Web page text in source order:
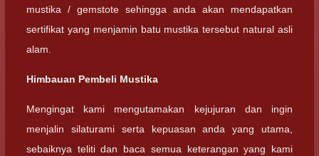
mustika / gemstote sehingga anda akan mendapatkan
sertifikat yang menjamin batu mustika tersebut natural asli
alam.
Himbauan Pembeli Mustika
Mengingat kami mengutamakan kejujuran dan ingin
menjalin silaturami serta kepuasan anda yang utama,
sebaiknya teliti dan baca semua keterangan yang kami